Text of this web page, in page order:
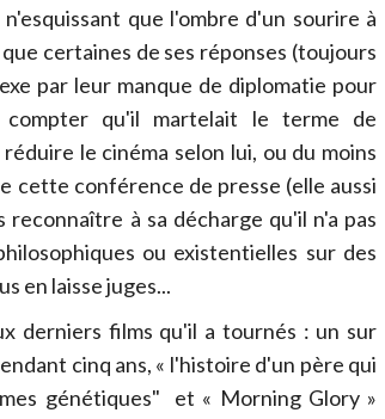
que l'ombre d'un sourire à
certaines de ses réponses (toujours
par leur manque de diplomatie pour
qu'il martelait le terme de
le cinéma selon lui, ou du moins
cette conférence de presse (elle aussi
à sa décharge qu'il n'a pas
ou existentielles sur des
en laisse juges...
derniers films qu'il a tournés : un sur
cinq ans, « l'histoire d'un père qui
génétiques" et « Morning Glory »